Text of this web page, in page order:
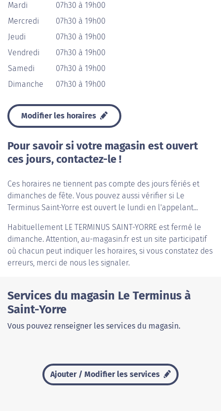
Mardi
07h30 à 19h00
Mercredi
07h30 à 19h00
Jeudi
07h30 à 19h00
Vendredi
07h30 à 19h00
Samedi
07h30 à 19h00
Dimanche
07h30 à 19h00
Modifier les horaires
Pour savoir si votre magasin est ouvert
ces jours, contactez-le !
Ces horaires ne tiennent pas compte des jours fériés et
dimanches de fête. Vous pouvez aussi vérifier si Le
Terminus Saint-Yorre est ouvert le lundi en l'appelant...
Habituellement LE TERMINUS SAINT-YORRE est fermé le
dimanche. Attention, au-magasin.fr est un site participatif
où chacun peut indiquer les horaires, si vous constatez des
erreurs, merci de nous les signaler.
Services du magasin Le Terminus à
Saint-Yorre
Vous pouvez renseigner les services du magasin.
Ajouter / Modifier les services